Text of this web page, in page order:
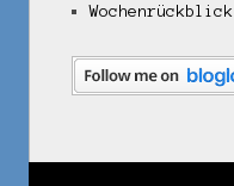
Wochenrückblick